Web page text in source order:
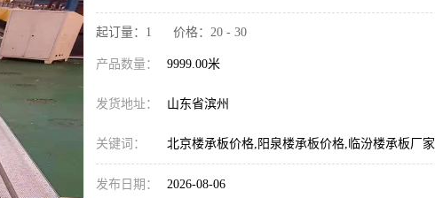
起订量：1 价格：20 - 30
产品数量： 9999.00米
发货地址： 山东省滨州
关键词： 北京楼承板价格,阳泉楼承板价格,临汾楼承板厂家
发布日期： 2026-08-06